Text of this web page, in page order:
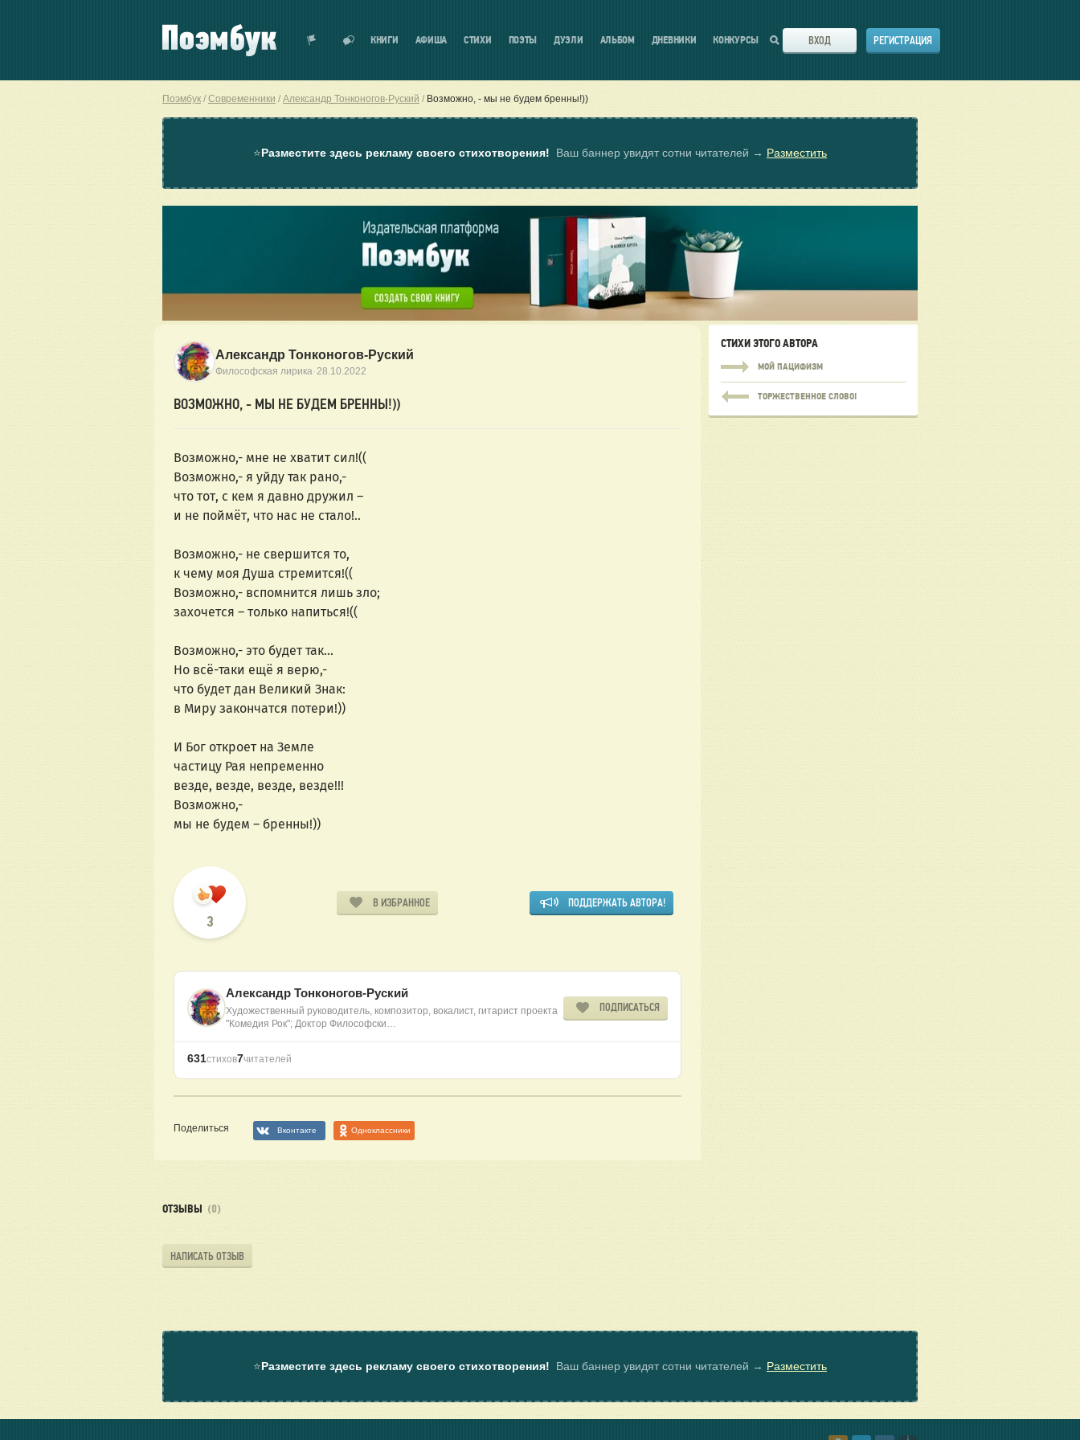
КНИГИ АФИША СТИХИ ПОЭТЫ ДУЭЛИ АЛЬБОМ ДНЕВНИКИ КОНКУРСЫ ВХОД РЕГИСТРАЦИЯ
Поэмбук Современники Александр Тонконогов-Руский Возможно, - мы не будем бренны!))
⭐Разместите здесь рекламу своего стихотворения! Ваш баннер увидят сотни читателей → Разместить
Александр Тонконогов-Руский
Философская лирика·28.10.2022
ВОЗМОЖНО, - МЫ НЕ БУДЕМ БРЕННЫ!))
Возможно,- мне не хватит сил!((
Возможно,- я уйду так рано,-
что тот, с кем я давно дружил –
и не поймёт, что нас не стало!..
Возможно,- не свершится то,
к чему моя Душа стремится!((
Возможно,- вспомнится лишь зло;
захочется – только напиться!((
Возможно,- это будет так…
Но всё-таки ещё я верю,-
что будет дан Великий Знак:
в Миру закончатся потери!))
И Бог откроет на Земле
частицу Рая непременно
везде, везде, везде, везде!!!
Возможно,-
мы не будем – бренны!))
3
В ИЗБРАННОЕ ПОДДЕРЖАТЬ АВТОРА!
Александр Тонконогов-Руский
Художественный руководитель, композитор, вокалист, гитарист проекта
"Комедия Рок"; Доктор Философски…
ПОДПИСАТЬСЯ
631стихов7читателей
Поделиться Вконтакте Одноклассники
СТИХИ ЭТОГО АВТОРА
МОЙ ПАЦИФИЗМ
ТОРЖЕСТВЕННОЕ СЛОВО!
ОТЗЫВЫ (0)
НАПИСАТЬ ОТЗЫВ
⭐Разместите здесь рекламу своего стихотворения! Ваш баннер увидят сотни читателей → Разместить